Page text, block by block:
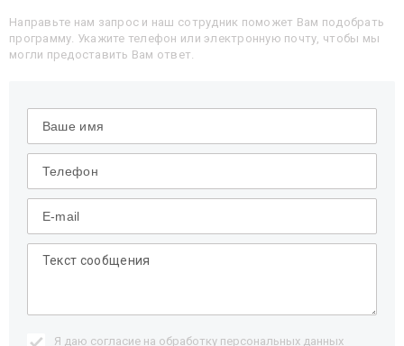
Направьте нам запрос и наш сотрудник поможет Вам подобрать
программу. Укажите телефон или электронную почту, чтобы мы
могли предоставить Вам ответ.
Я даю согласие на обработку персональных данных